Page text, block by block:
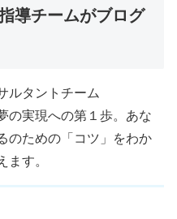
導チームがブログ
ルタントチーム
の実現への第１歩。あな
のための「コツ」をわか
ます。